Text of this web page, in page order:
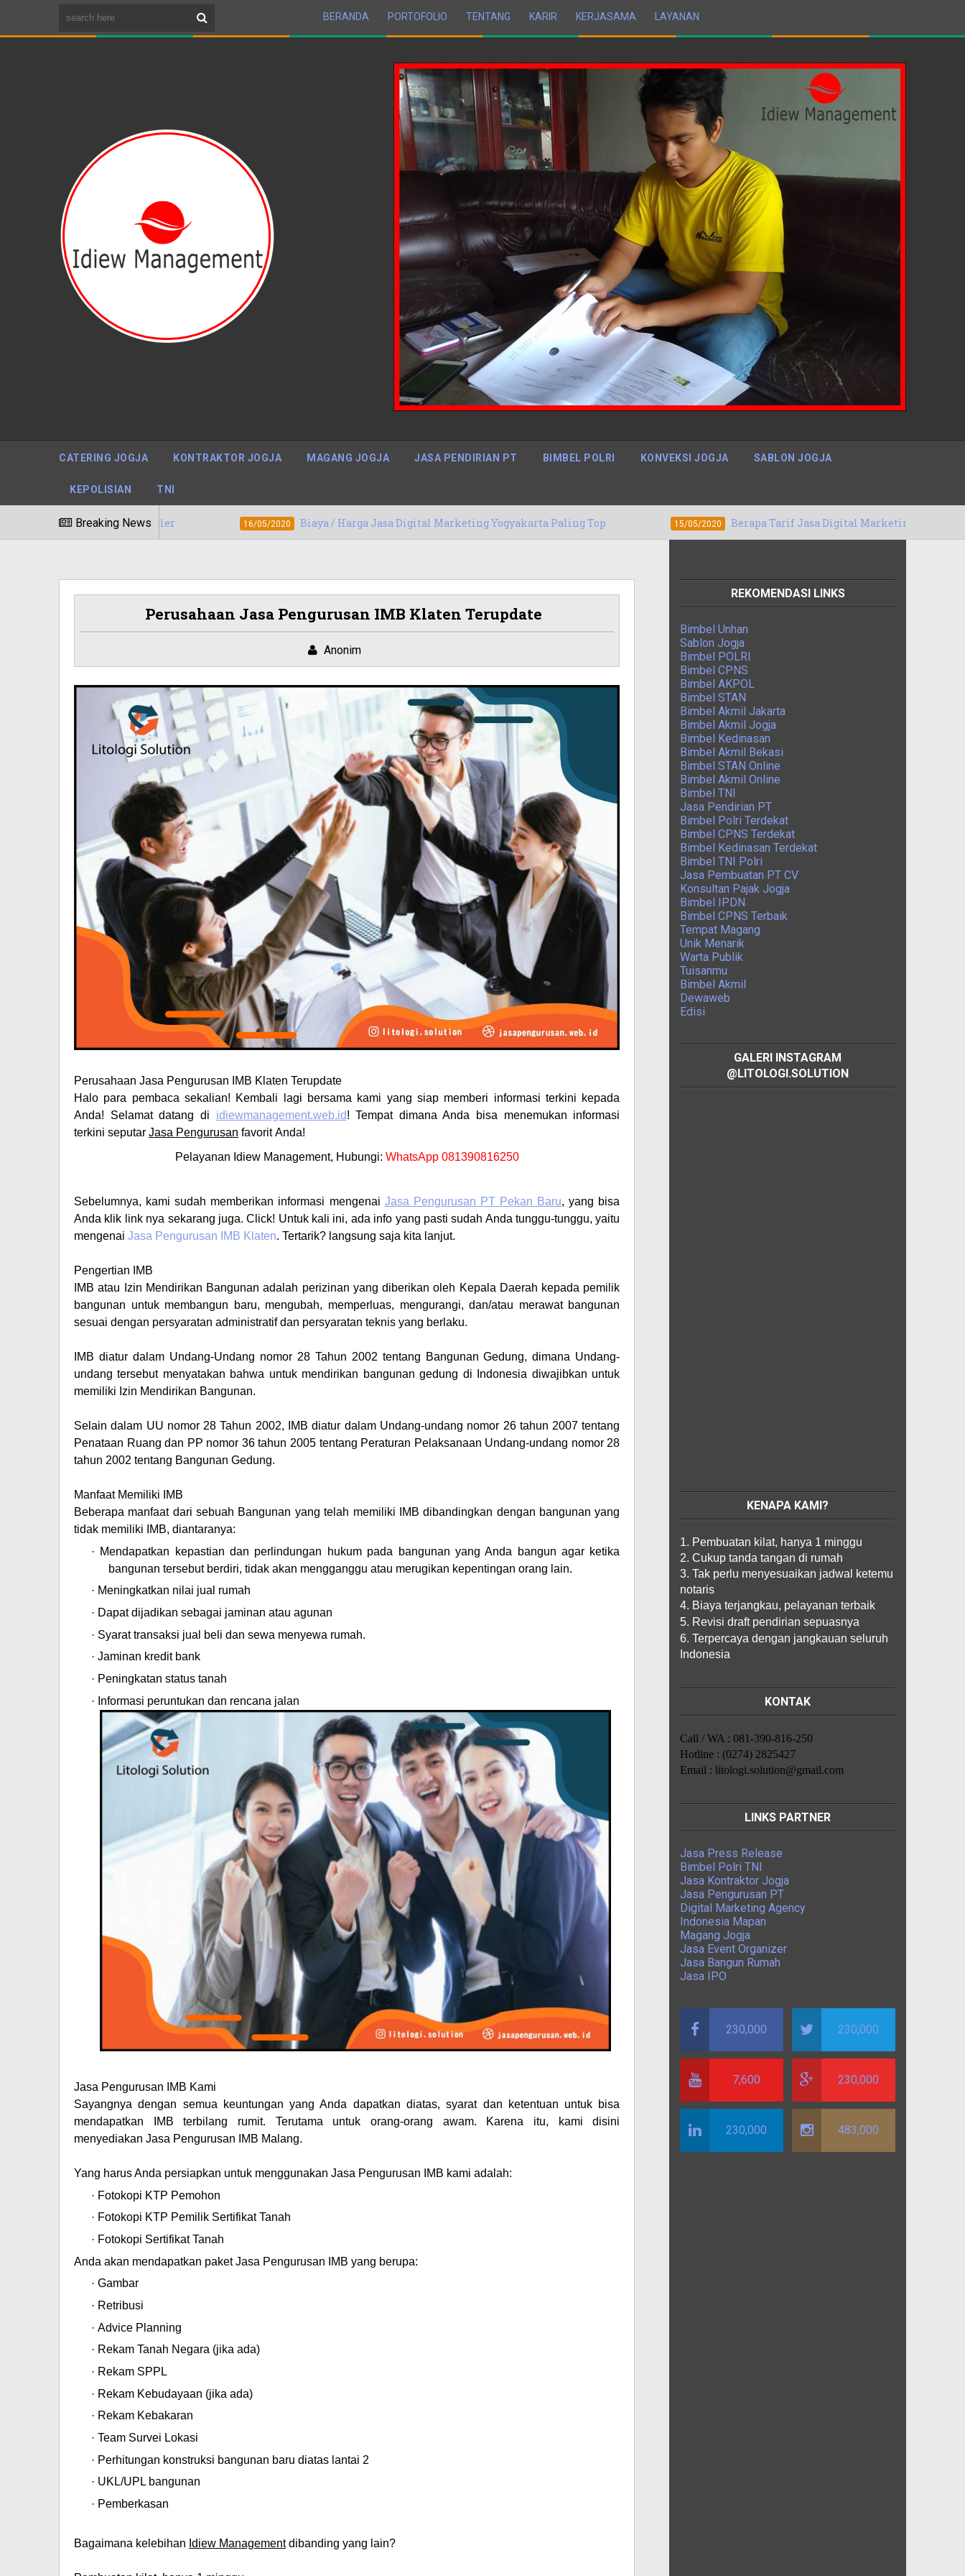
BERANDA PORTOFOLIO TENTANG KARIR KERJASAMA LAYANAN
CATERING JOGJA KONTRAKTOR JOGJA MAGANG JOGJA JASA PENDIRIAN PT BIMBEL POLRI KONVEKSI JOGJA SABLON JOGJA
KEPOLISIAN TNI
Breaking News
Terpopuler 16/05/2020 Biaya / Harga Jasa Digital Marketing Yogyakarta Paling Top 15/05/2020 Berapa Tarif Jasa Digital Marketing Denpasar, Bali Bergaransi
Perusahaan Jasa Pengurusan IMB Klaten Terupdate
Anonim
Perusahaan Jasa Pengurusan IMB Klaten Terupdate
Halo para pembaca sekalian! Kembali lagi bersama kami yang siap memberi informasi terkini kepada
Anda! Selamat datang di idiewmanagement.web.id! Tempat dimana Anda bisa menemukan informasi
terkini seputar Jasa Pengurusan favoritAnda!
Pelayanan Idiew Management, Hubungi: WhatsApp 081390816250
Sebelumnya, kami sudah memberikan informasi mengenai Jasa Pengurusan PT Pekan Baru, yang bisa
Anda klik link nya sekarang juga. Click! Untuk kali ini, ada info yang pasti sudah Anda tunggu-tunggu, yaitu
mengenai Jasa Pengurusan IMB Klaten. Tertarik? langsung saja kita lanjut.
Pengertian IMB
IMB atau Izin Mendirikan Bangunan adalah perizinan yang diberikan oleh Kepala Daerah kepada pemilik
bangunan untuk membangun baru, mengubah, memperluas, mengurangi, dan/atau merawat bangunan
sesuai dengan persyaratan administratif dan persyaratan teknis yang berlaku.
IMB diatur dalam Undang-Undang nomor 28 Tahun 2002 tentang Bangunan Gedung, dimana Undang-
undang tersebut menyatakan bahwa untuk mendirikan bangunan gedung di Indonesia diwajibkan untuk
memiliki Izin Mendirikan Bangunan.
Selain dalam UU nomor 28 Tahun 2002, IMB diatur dalam Undang-undang nomor 26 tahun 2007 tentang
Penataan Ruang dan PP nomor 36 tahun 2005 tentang Peraturan Pelaksanaan Undang-undang nomor 28
tahun 2002 tentang Bangunan Gedung.
Manfaat Memiliki IMB
Beberapa manfaat dari sebuah Bangunan yang telah memiliki IMB dibandingkan dengan bangunan yang
tidak memiliki IMB, diantaranya:
· Mendapatkan kepastian dan perlindungan hukum pada bangunan yang Anda bangun agar ketika
bangunan tersebut berdiri, tidak akan mengganggu atau merugikan kepentingan orang lain.
· Meningkatkan nilai jual rumah
· Dapat dijadikan sebagai jaminan atau agunan
· Syarat transaksi jual beli dan sewa menyewa rumah.
· Jaminan kredit bank
· Peningkatan status tanah
· Informasi peruntukan dan rencana jalan
Jasa Pengurusan IMB Kami
Sayangnya dengan semua keuntungan yang Anda dapatkan diatas, syarat dan ketentuan untuk bisa
mendapatkan IMB terbilang rumit. Terutama untuk orang-orang awam. Karena itu, kami disini
menyediakan Jasa Pengurusan IMB Malang.
Yang harus Anda persiapkan untuk menggunakan Jasa Pengurusan IMB kami adalah:
· Fotokopi KTP Pemohon
· Fotokopi KTP Pemilik Sertifikat Tanah
· Fotokopi Sertifikat Tanah
Anda akan mendapatkan paketJasa Pengurusan IMB yang berupa:
· Gambar
· Retribusi
· Advice Planning
· Rekam Tanah Negara (jika ada)
· Rekam SPPL
· Rekam Kebudayaan (jika ada)
· Rekam Kebakaran
· Team Survei Lokasi
· Perhitungan konstruksi bangunan baru diatas lantai 2
· UKL/UPL bangunan
· Pemberkasan
Bagaimana kelebihan Idiew Managementdibanding yang lain?
REKOMENDASI LINKS
Bimbel Unhan
Sablon Jogja
Bimbel POLRI
Bimbel CPNS
Bimbel AKPOL
Bimbel STAN
Bimbel Akmil Jakarta
Bimbel Akmil Jogja
Bimbel Kedinasan
Bimbel Akmil Bekasi
Bimbel STAN Online
Bimbel Akmil Online
Bimbel TNI
Jasa Pendirian PT
Bimbel Polri Terdekat
Bimbel CPNS Terdekat
Bimbel Kedinasan Terdekat
Bimbel TNI Polri
Jasa Pembuatan PT CV
Konsultan Pajak Jogja
Bimbel IPDN
Bimbel CPNS Terbaik
Tempat Magang
Unik Menarik
Warta Publik
Tuisanmu
Bimbel Akmil
Dewaweb
Edisi
GALERI INSTAGRAM
@LITOLOGI.SOLUTION
KENAPA KAMI?
1. Pembuatan kilat, hanya 1 minggu
2. Cukup tanda tangan di rumah
3. Tak perlu menyesuaikan jadwal ketemu
notaris
4. Biaya terjangkau, pelayanan terbaik
5. Revisi draft pendirian sepuasnya
6. Terpercaya dengan jangkauan seluruh
Indonesia
KONTAK
Call / WA : 081-390-816-250
Hotline : (0274) 2825427
Email : litologi.solution@gmail.com
LINKS PARTNER
Jasa Press Release
Bimbel Polri TNI
Jasa Kontraktor Jogja
Jasa Pengurusan PT
Digital Marketing Agency
Indonesia Mapan
Magang Jogja
Jasa Event Organizer
Jasa Bangun Rumah
Jasa IPO
230,000 230,000
7,600 230,000
230,000 483,000